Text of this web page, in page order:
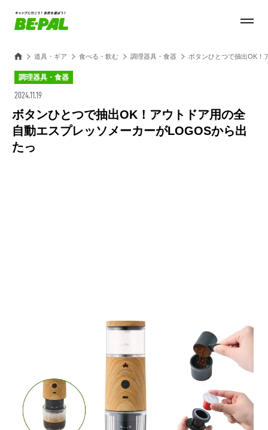
道具・ギア 食べる・飲む 調理器具・食器 ボタンひとつで抽出OK！
調理器具・食器
2024.11.19
ボタンひとつで抽出OK！アウトドア用の全
自動エスプレッソメーカーがLOGOSから出
たっ